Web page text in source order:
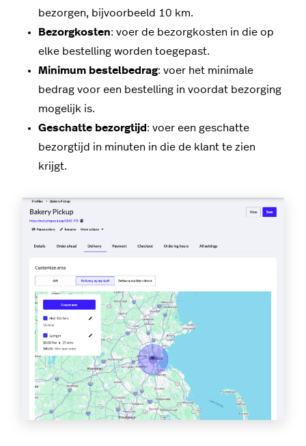
bezorgen, bijvoorbeeld 10 km.
Bezorgkosten: voer de bezorgkosten in die op
elke bestelling worden toegepast.
Minimum bestelbedrag: voer het minimale
bedrag voor een bestelling in voordat bezorging
mogelijk is.
Geschatte bezorgtijd : voer een geschatte
bezorgtijd in minuten in die de klant te zien
krijgt.